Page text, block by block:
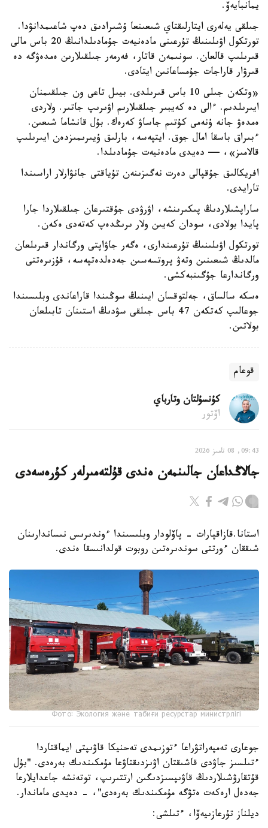
يمانبايەۆ.
جىلقى يەلەرى ايتارلىقتاي شىعىنعا ۇشىرادىق دەپ شاعىمدانۋدا.
تورتكول اۋىلىنىڭ تۇرعىنى مادەنيەت جۇمادىلدانىڭ 20 باس مالى
قىرىلىپ قالعان. سونىمەن قاتار، فەرمەر جىلقىلارىن ەمدەۋگە دە
قىرۋار قاراجات جۇمساعانىن ايتادى.
«وتكەن جىلى 10 باس قىرىلدى. بيىل تاعى ون جىلقىمنان
ايىرىلدىم. ءالى دە كەيبىر جىلقىلارىم اۋىرىپ جاتىر. ولاردى
ەمدەۋ جانە ۇنەمى كۇتىم جاساۋ كەرەك. بۇل قانشاما شىعىن.
ءبىراق باسقا امال جوق. ايتپەسە، بارلىق ۇيىرىمىزدەن ايىرىلىپ
قالامىز»، — دەيدى مادەنيەت جۇمادىلدا.
افريكالىق جۇقپالى دەرت نەگىزىنەن تۇياقتى جانۋارلار اراسىندا
تارايدى.
ساراپشىلاردىڭ پىكىرىنشە، اۋرۋدى جۇقتىرعان جىلقىلاردا جارا
پايدا بولادى، سودان كەيىن ولار ىرىڭدەپ كەتەدى ەكەن.
تورتكول اۋىلىنىڭ تۇرعىندارى، ەگەر جاۋاپتى ورگاندار قىرىلعان
مالدىڭ شىعىنىن وتەۋ پروتسەسىن جەدەلدەتپەسە، قۇزىرەتتى
ورگاندارعا جۇگىنبەكشى.
ەسكە سالساق، جەلتوقسان ايىنىڭ سوڭىندا قاراعاندى وبلىسىندا
جوعالىپ كەتكەن 47 باس جىلقى سۋدىڭ استىنان تابىلعان
بولاتىن.
قوعام
كۇنسۇلتان وتارباي
اۆتور
09:43, 08 تامىز 2026
جالاڭداعان جالىنمەن ەندى قۇلتەمىرلەر كۇرەسەدى
استانا.قازاقپارات - پاۆلودار وبلىسىندا ءوندىرىس نىساندارىنان
شىققان ءورتتى سوندىرەتىن روبوت قولدانىسقا ەندى.
Фото: Экология және табиғи ресурстар министрлігі
جوعارى تەمپەراتۋراعا ءتوزىمدى تەحنيكا قاۋىپتى ايماقتاردا
ءتىلسىز جاۋدى قاشىقتان اۋىزدىقتاۋعا مۇمكىندىك بەرەدى. "بۇل
قۇتقارۋشىلاردىڭ قاۋىپسىزدىگىن ارتتىرىپ، توتەنشە جاعدايلارعا
جەدەل ارەكەت ەتۋگە مۇمكىندىك بەرەدى"، - دەيدى ماماندار.
ديلناز تۇرعازىيەۆا، ءتىلشى: